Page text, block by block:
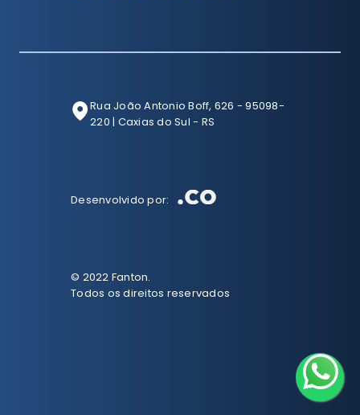
Rua João Antonio Boff, 626 - 95098-
220 | Caxias do Sul - RS
Desenvolvido por:
© 2022 Fanton.
Todos os direitos reservados